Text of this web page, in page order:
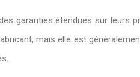
garanties étendues sur leurs
mais elle est